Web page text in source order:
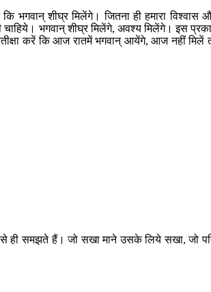
भगवान् शीघ्र मिलेंगे। जितना ही हमारा विश्वास
चाहिये। भगवान् शीघ्र मिलेंगे, अवश्य मिलेंगे। इस
करें कि आज रातमें भगवान् आयेंगे, आज नहीं मिलें
वैसे ही समझते हैं। जो सखा माने उसके लिये सखा, जो